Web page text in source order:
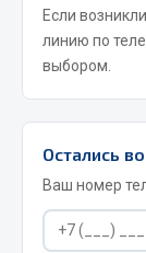
Коробка
Рулевое
Тормозная
Запчасти
Если
линию по
выбором.
Остались
Ваш номер